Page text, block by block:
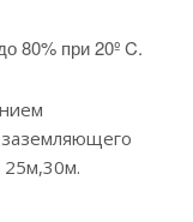
80% при 20º C.